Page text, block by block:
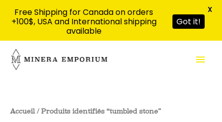
contenu
Accueil/ Produits identifiés “tumbled stone”
Free Shipping for Canada on orders
+100$, USA and International shipping
available
Got it!
X